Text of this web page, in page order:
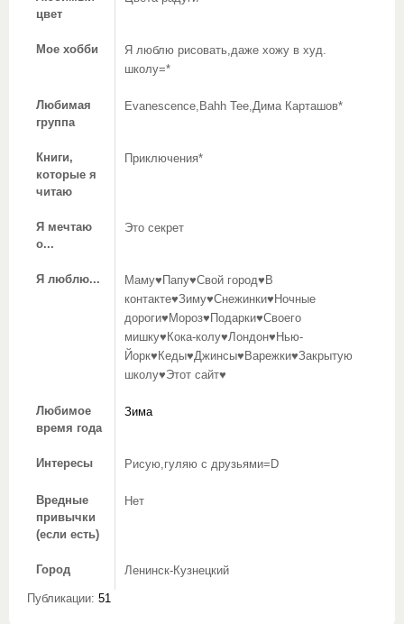
цвет
Мое хобби
Я люблю рисовать,даже хожу в худ.
школу=*
Любимая
группа
Evanescence,Bahh Tee,Дима Карташов*
Книги,
которые я
читаю
Приключения*
Я мечтаю
о...
Это секрет
Я люблю...
Маму♥Папу♥Свой город♥В
контакте♥Зиму♥Снежинки♥Ночные
дороги♥Мороз♥Подарки♥Своего
мишку♥Кока-колу♥Лондон♥Нью-
Йорк♥Кеды♥Джинсы♥Варежки♥Закрытую
школу♥Этот сайт♥
Любимое
время года
Зима
Интересы Рисую,гуляю с друзьями=D
Вредные
привычки
(если есть)
Нет
Город Ленинск-Кузнецкий
Публикации: 51